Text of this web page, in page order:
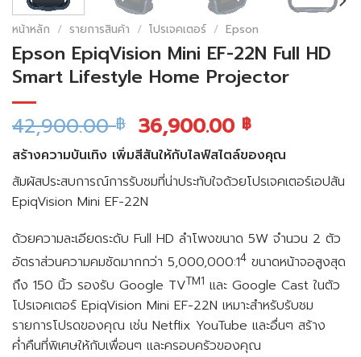
หน้าหลัก / รายการสินค้า / โปรเจคเตอร์ / Epson
Epson EpiqVision Mini EF-22N Full HD
Smart Lifestyle Home Projector
42,900.00฿ 36,900.00 ฿
สร้างความบันเทิง เพิ่มสีสันให้กับไลฟ์สไตล์ของคุณ
สัมผัสประสบการณ์การรับชมที่น่าประทับใจด้วยโปรเจคเตอร์เอปสัน
EpiqVision Mini EF-22N
ด้วยความละเอียดระดับ Full HD ลำโพงขนาด 5W จำนวน 2 ตัว
อัตราส่วนความคมชัดมากกว่า 5,000,000:14 ขนาดหน้าจอสูงสุด
ถึง 150 นิ้ว รองรับ Google TVTM1 และ Google Cast ในตัว
โปรเจคเตอร์ EpiqVision Mini EF-22N เหมาะสำหรับรับชม
รายการโปรดของคุณ เช่น Netflix YouTube และอื่นๆ สร้าง
ค่ำคืนที่พิเศษให้กับเพื่อนๆ และครอบครัวของคุณ